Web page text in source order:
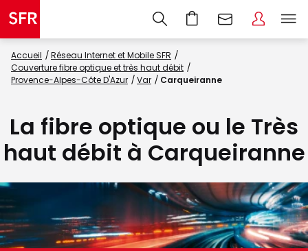
Accueil
Réseau Internet et Mobile SFR
Couverture fibre optique et très haut débit
Provence-Alpes-Côte D'Azur
Var Carqueiranne
La fibre optique ou le Très
haut débit à Carqueiranne